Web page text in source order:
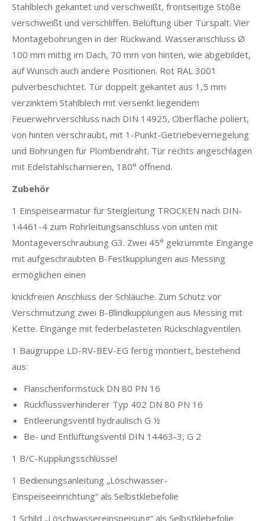
Stahlblech gekantet und verschweißt, frontseitige Stöße
verschweißt und verschliffen. Belüftung über Türspalt. Vier
Montagebohrungen in der Rückwand. Wasseranschluss Ø
100 mm mittig im Dach, 70 mm von hinten, wie abgebildet,
auf Wunsch auch andere Positionen. Rot RAL 3001
pulverbeschichtet. Tür doppelt gekantet aus 1,5 mm
verzinktem Stahlblech mit versenkt liegendem
Feuerwehrverschluss nach DIN 14925, Oberfläche poliert,
von hinten verschraubt, mit 1-Punkt-Getriebeverriegelung
und Bohrungen für Plombendraht. Tür rechts angeschlagen
mit Edelstahlscharnieren, 180° öffnend.
Zubehör
1 Einspeisearmatur für Steigleitung TROCKEN nach DIN-
14461-4 zum Rohrleitungsanschluss von unten mit
Montageverschraubung G3. Zwei 45° gekrümmte Eingänge
mit aufgeschraubten B-Festkupplungen aus Messing
ermöglichen einen
knickfreien Anschluss der Schläuche. Zum Schutz vor
Verschmutzung zwei B-Blindkupplungen aus Messing mit
Kette. Eingänge mit federbelasteten Rückschlagventilen.
1 Baugruppe LD-RV-BEV-EG fertig montiert, bestehend
aus:
Flanschenformstück DN 80 PN 16
Rückflussverhinderer Typ 402 DN 80 PN 16
Entleerungsventil hydraulisch G ½
Be- und Entlüftungsventil DIN 14463-3, G 2
1 B/C-Kupplungsschlüssel
1 Bedienungsanleitung „Löschwasser-
Einspeiseeinrichtung“ als Selbstklebefolie
1 Schild „Löschwassereinspeisung“ als Selbstklebefolie